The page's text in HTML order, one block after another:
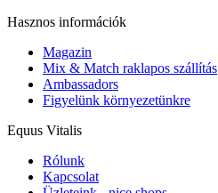
Hasznos információk
Magazin
Mix & Match raklapos szállítás
Ambassadors
Figyelünk környezetünkre
Equus Vitalis
Rólunk
Kapcsolat